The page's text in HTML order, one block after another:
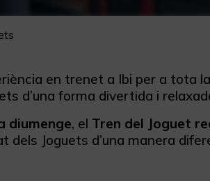
en trenet a Ibi per a tota
d’una forma divertida i
diumenge, el Tren del Joguet
dels Joguets d’una manera